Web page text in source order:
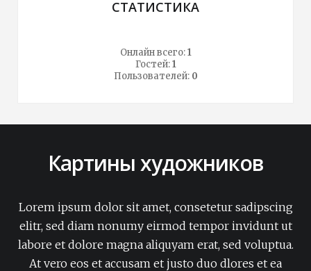
СТАТИСТИКА
Онлайн всего:1
Гостей:1
Пользователей: 0
Картины художников
Lorem ipsum dolor sit amet, consetetur sadipscing
elitr, sed diam nonumy eirmod tempor invidunt ut
labore et dolore magna aliquyam erat, sed voluptua.
At vero eos et accusam et justo duo dlores et ea